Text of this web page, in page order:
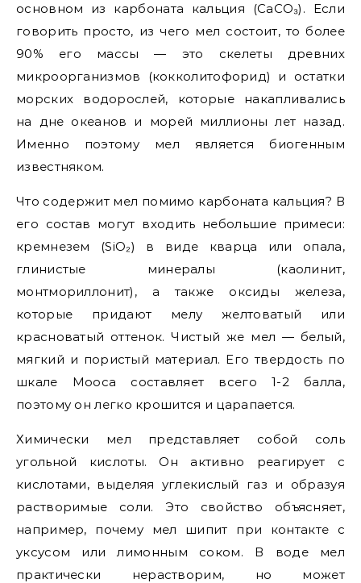
основном из карбоната кальция (CaCO₃). Если
говорить просто, из чего мел состоит, то более
90% его массы — это скелеты древних
микроорганизмов (кокколитофорид) и остатки
морских водорослей, которые накапливались
на дне океанов и морей миллионы лет назад.
Именно поэтому мел является биогенным
известняком.
Что содержит мел помимо карбоната кальция? В
его состав могут входить небольшие примеси:
кремнезем (SiO₂) в виде кварца или опала,
глинистые минералы (каолинит,
монтмориллонит), а также оксиды железа,
которые придают мелу желтоватый или
красноватый оттенок. Чистый же мел — белый,
мягкий и пористый материал. Его твердость по
шкале Мооса составляет всего 1-2 балла,
поэтому он легко крошится и царапается.
Химически мел представляет собой соль
угольной кислоты. Он активно реагирует с
кислотами, выделяя углекислый газ и образуя
растворимые соли. Это свойство объясняет,
например, почему мел шипит при контакте с
уксусом или лимонным соком. В воде мел
практически нерастворим, но может